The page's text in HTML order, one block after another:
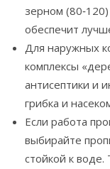
зерном
обеспечит
Для наружных
комплексы
антисептики и
грибка и
Если работа
выбирайте
стойкой к воде.